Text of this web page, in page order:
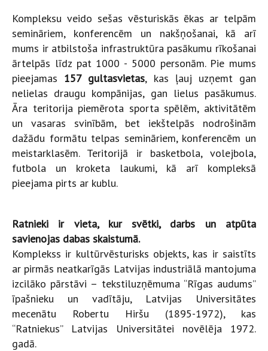
Kompleksu veido sešas vēsturiskās ēkas ar telpām
semināriem, konferencēm un nakšņošanai, kā arī
mums ir atbilstoša infrastruktūra pasākumu rīkošanai
ārtelpās līdz pat 1000 - 5000 personām. Pie mums
pieejamas 157 gultasvietas, kas ļauj uzņemt gan
nelielas draugu kompānijas, gan lielus pasākumus.
Āra teritorija piemērota sporta spēlēm, aktivitātēm
un vasaras svinībām, bet iekštelpās nodrošinām
dažādu formātu telpas semināriem, konferencēm un
meistarklasēm. Teritorijā ir basketbola, volejbola,
futbola un kroketa laukumi, kā arī kompleksā
pieejama pirts ar kublu.
Ratnieki ir vieta, kur svētki, darbs un atpūta
savienojas dabas skaistumā.
Komplekss ir kultūrvēsturisks objekts, kas ir saistīts
ar pirmās neatkarīgās Latvijas industriālā mantojuma
izcilāko pārstāvi – tekstiluzņēmuma “Rīgas audums”
īpašnieku un vadītāju, Latvijas Universitātes
mecenātu Robertu Hiršu (1895-1972), kas
“Ratniekus” Latvijas Universitātei novēlēja 1972.
gadā.